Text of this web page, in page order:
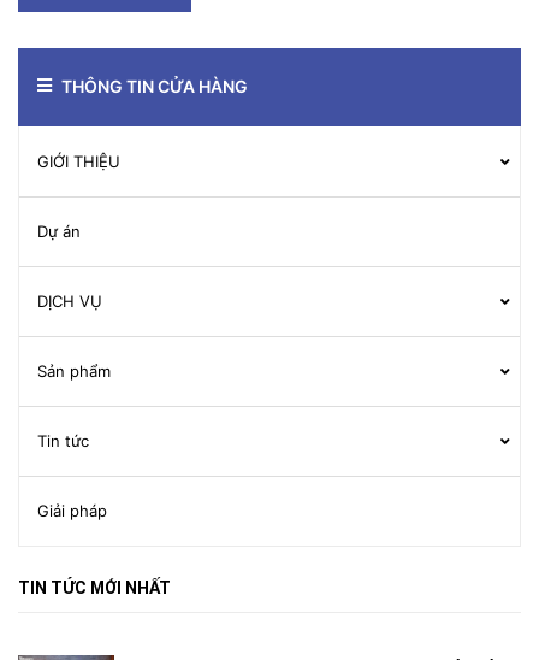
THÔNG TIN CỬA HÀNG
GIỚI THIỆU
Dự án
DỊCH VỤ
Sản phẩm
Tin tức
Giải pháp
TIN TỨC MỚI NHẤT